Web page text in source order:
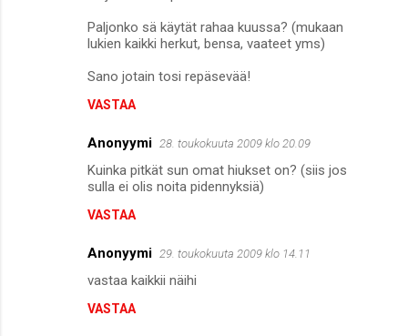
Paljonko sä käytät rahaa kuussa? (mukaan
lukien kaikki herkut, bensa, vaateet yms)
Sano jotain tosi repäsevää!
VASTAA
Anonyymi 28. toukokuuta 2009 klo 20.09
Kuinka pitkät sun omat hiukset on? (siis jos
sulla ei olis noita pidennyksiä)
VASTAA
Anonyymi 29. toukokuuta 2009 klo 14.11
vastaa kaikkii näihi
VASTAA